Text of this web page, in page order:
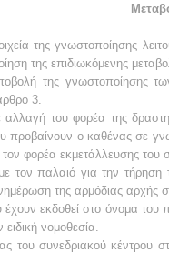
της γνωστοποίησης
της επιδιωκόμενης
της γνωστοποίησης
3.
αλλαγή του φορέα της
προβαίνουν ο καθένας σε
φορέα εκμετάλλευσης του
παλαιό για την τήρηση
της αρμόδιας αρχής
έχουν εκδοθεί στο όνομα
νομοθεσία.
του συνεδριακού κέντρου